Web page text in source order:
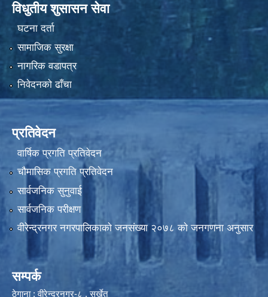
विधुतीय शुसासन सेवा
घटना दर्ता
सामाजिक सुरक्षा
नागरिक वडापत्र
निवेदनको ढाँचा
प्रतिवेदन
वार्षिक प्रगति प्रतिवेदन
चौमासिक प्रगति प्रतिवेदन
सार्वजनिक सुनुवाई
सार्वजनिक परीक्षण
वीरेन्द्रनगर नगरपालिकाकाे जनसंख्या २०७८ काे जनगणना अनुसार
सम्पर्क
ठेगाना : वीरेन्द्रनगर-८ , सुर्खेत